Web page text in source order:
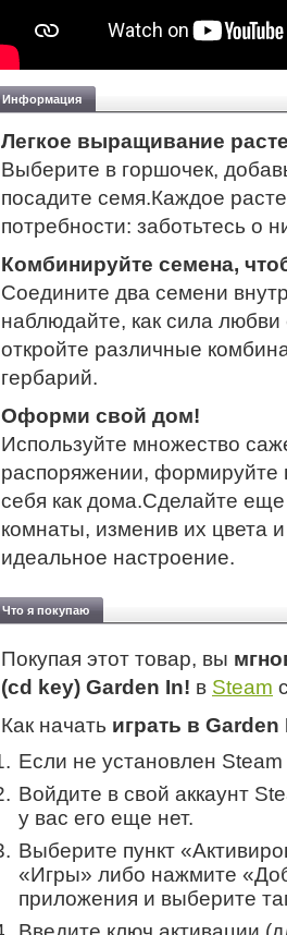
Информация
Легкое выращивание
Выберите в горшочек,
посадите семя.Каждое
потребности: заботьтесь о
Комбинируйте семена,
Соедините два семени
наблюдайте, как сила
откройте различные
гербарий.
Оформи свой дом!
Используйте множество
распоряжении, формируйте
себя как дома.Сделайте
комнаты, изменив их цвета
идеальное настроение.
Что я покупаю
Покупая этот товар, вы
(cd key) Garden In! в Steam
Как начать играть в Garden
Если не установлен
Войдите в свой аккаунт
у вас его еще нет.
Выберите пункт
«Игры» либо нажмите
приложения и выберите